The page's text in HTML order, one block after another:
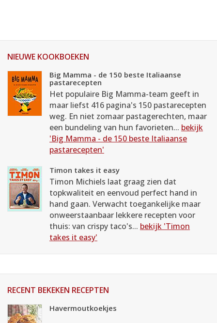
NIEUWE KOOKBOEKEN
Big Mamma - de 150 beste Italiaanse
pastarecepten
Het populaire Big Mamma-team geeft in
maar liefst 416 pagina's 150 pastarecepten
weg. En niet zomaar pastagerechten, maar
een bundeling van hun favorieten... bekijk
'Big Mamma - de 150 beste Italiaanse
pastarecepten'
Timon takes it easy
Timon Michiels laat graag zien dat
topkwaliteit en eenvoud perfect hand in
hand gaan. Verwacht toegankelijke maar
onweerstaanbaar lekkere recepten voor
thuis: van crispy taco's... bekijk 'Timon
takes it easy'
RECENT BEKEKEN RECEPTEN
Havermoutkoekjes